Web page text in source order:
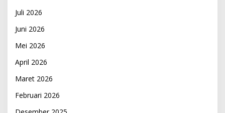
Juli 2026
Juni 2026
Mei 2026
April 2026
Maret 2026
Februari 2026